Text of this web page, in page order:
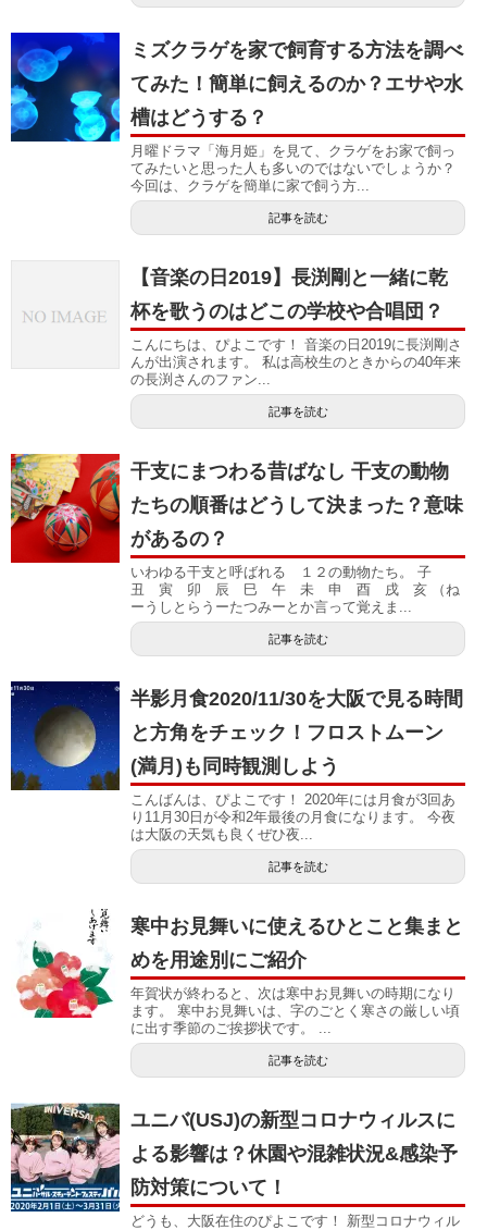
ミズクラゲを家で飼育する方法を調べ
てみた！簡単に飼えるのか？エサや水
槽はどうする？
月曜ドラマ「海月姫」を見て、クラゲをお家で飼っ
てみたいと思った人も多いのではないでしょうか？
今回は、クラゲを簡単に家で飼う方...
記事を読む
【音楽の日2019】長渕剛と一緒に乾
杯を歌うのはどこの学校や合唱団？
こんにちは、ぴよこです！ 音楽の日2019に長渕剛さ
んが出演されます。 私は高校生のときからの40年来
の長渕さんのファン...
記事を読む
干支にまつわる昔ばなし 干支の動物
たちの順番はどうして決まった？意味
があるの？
いわゆる干支と呼ばれる １２の動物たち。 子
丑 寅 卯 辰 巳 午 未 申 酉 戌 亥 （ね
ーうしとらうーたつみーとか言って覚えま...
記事を読む
半影月食2020/11/30を大阪で見る時間
と方角をチェック！フロストムーン
(満月)も同時観測しよう
こんばんは、ぴよこです！ 2020年には月食が3回あ
り11月30日が令和2年最後の月食になります。 今夜
は大阪の天気も良くぜひ夜...
記事を読む
寒中お見舞いに使えるひとこと集まと
めを用途別にご紹介
年賀状が終わると、次は寒中お見舞いの時期になり
ます。 寒中お見舞いは、字のごとく寒さの厳しい頃
に出す季節のご挨拶状です。 ...
記事を読む
ユニバ(USJ)の新型コロナウィルスに
よる影響は？休園や混雑状況&感染予
防対策について！
どうも、大阪在住のぴよこです！ 新型コロナウィル